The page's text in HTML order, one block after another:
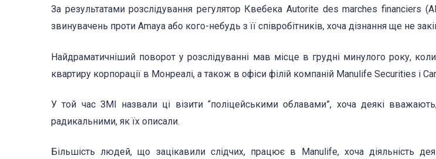
За результатами розслідування регулятор Квебека Autorite des marches financiers
звинувачень проти Amaya або кого-небудь з її співробітників, хоча дізнання ще не
Найдраматичніший поворот у розслідуванні мав місце в грудні минулого року,
квартиру корпорації в Монреалі, а також в офіси філій компаній Manulife Securities і
У той час ЗМІ назвали ці візити “поліцейськими облавами”, хоча деякі
радикальними, як їх описали.
Більшість людей, що зацікавили слідчих, працює в Manulife, хоча діяльність